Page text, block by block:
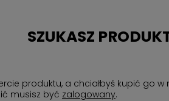
SZUKASZ
produktu, a chciałbyś kupić
musisz być zalogowany.